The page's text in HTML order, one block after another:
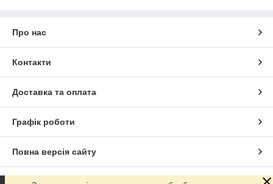
Про нас
Контакти
Доставка та оплата
Графік роботи
Повна версія сайту
Сайт створено на маркетплейсі Prom.ua